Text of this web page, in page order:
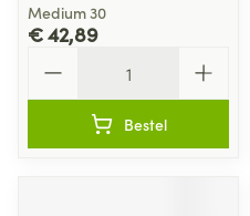
Medium 30
€ 42,89
Bestel